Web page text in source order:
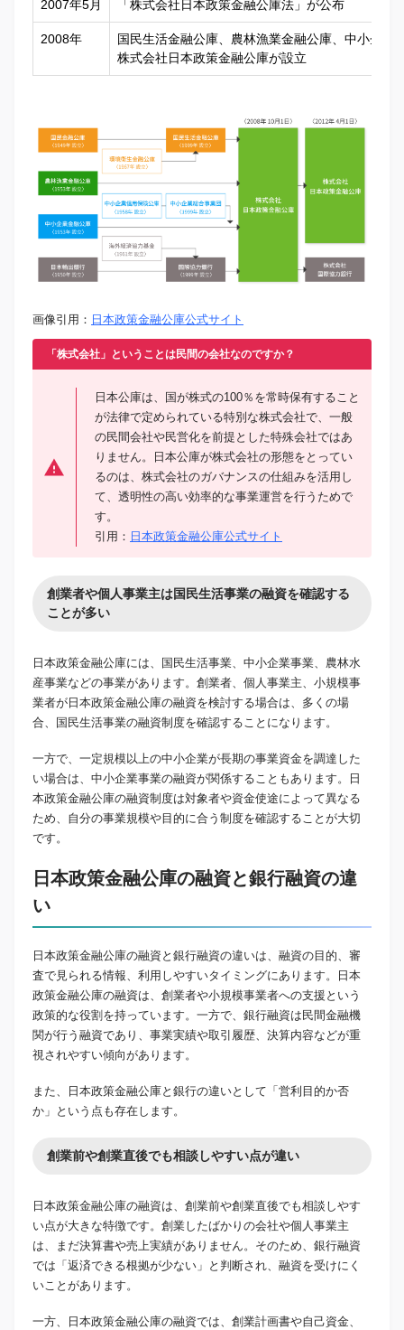
2007年5月 「株式会社日本政策金融公庫法」が公布
2008年
国民生活金融公庫、農林漁業金融公庫、中小企業
株式会社日本政策金融公庫が設立
画像引用： 日本政策金融公庫公式サイト
「株式会社」ということは民間の会社なのですか？
日本公庫は、国が株式の100％を常時保有すること
が法律で定められている特別な株式会社で、一般
の民間会社や民営化を前提とした特殊会社ではあ
りません。日本公庫が株式会社の形態をとってい
るのは、株式会社のガバナンスの仕組みを活用し
て、透明性の高い効率的な事業運営を行うためで
す。
引用： 日本政策金融公庫公式サイト
創業者や個人事業主は国民生活事業の融資を確認する
ことが多い
日本政策金融公庫には、国民生活事業、中小企業事業、農林水
産事業などの事業があります。創業者、個人事業主、小規模事
業者が日本政策金融公庫の融資を検討する場合は、多くの場
合、国民生活事業の融資制度を確認することになります。
一方で、一定規模以上の中小企業が長期の事業資金を調達した
い場合は、中小企業事業の融資が関係することもあります。日
本政策金融公庫の融資制度は対象者や資金使途によって異なる
ため、自分の事業規模や目的に合う制度を確認することが大切
です。
日本政策金融公庫の融資と銀行融資の違
い
日本政策金融公庫の融資と銀行融資の違いは、融資の目的、審
査で見られる情報、利用しやすいタイミングにあります。日本
政策金融公庫の融資は、創業者や小規模事業者への支援という
政策的な役割を持っています。一方で、銀行融資は民間金融機
関が行う融資であり、事業実績や取引履歴、決算内容などが重
視されやすい傾向があります。
また、日本政策金融公庫と銀行の違いとして「営利目的か否
か」という点も存在します。
創業前や創業直後でも相談しやすい点が違い
日本政策金融公庫の融資は、創業前や創業直後でも相談しやす
い点が大きな特徴です。創業したばかりの会社や個人事業主
は、まだ決算書や売上実績がありません。そのため、銀行融資
では「返済できる根拠が少ない」と判断され、融資を受けにく
いことがあります。
一方、日本政策金融公庫の融資では、創業計画書や自己資金、